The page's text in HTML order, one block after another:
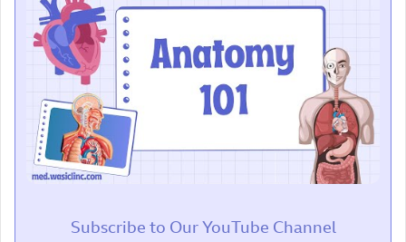
Subscribe to Our YouTube Channel